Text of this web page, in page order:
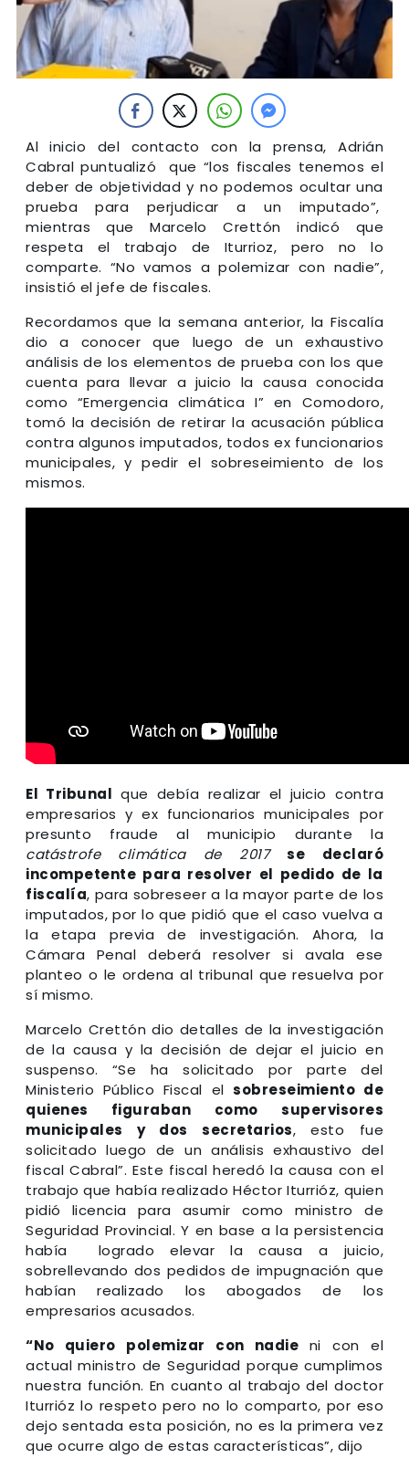
Al inicio del contacto con la prensa, Adrián
Cabral puntualizó que “los fiscales tenemos el
deber de objetividad y no podemos ocultar una
prueba para perjudicar a un imputado”,
mientras que Marcelo Crettón indicó que
respeta el trabajo de Iturrioz, pero no lo
comparte. “No vamos a polemizar con nadie”,
insistió el jefe de fiscales.
Recordamos que la semana anterior, la Fiscalía
dio a conocer que luego de un exhaustivo
análisis de los elementos de prueba con los que
cuenta para llevar a juicio la causa conocida
como “Emergencia climática I” en Comodoro,
tomó la decisión de retirar la acusación pública
contra algunos imputados, todos ex funcionarios
municipales, y pedir el sobreseimiento de los
mismos.
El Tribunal que debía realizar el juicio contra
empresarios y ex funcionarios municipales por
presunto fraude al municipio durante la
catástrofe climática de 2017se declaró
incompetente para resolver el pedido de la
fiscalía, para sobreseer a la mayor parte de los
imputados, por lo que pidió que el caso vuelva a
la etapa previa de investigación. Ahora, la
Cámara Penal deberá resolver si avala ese
planteo o le ordena al tribunal que resuelva por
sí mismo.
Marcelo Crettón dio detalles de la investigación
de la causa y la decisión de dejar el juicio en
suspenso. “Se ha solicitado por parte del
Ministerio Público Fiscal elsobreseimiento de
quienes figuraban como supervisores
municipales y dos secretarios, esto fue
solicitado luego de un análisis exhaustivo del
fiscal Cabral”. Este fiscal heredó la causa con el
trabajo que había realizado Héctor Iturrióz, quien
pidió licencia para asumir como ministro de
Seguridad Provincial. Y en base a la persistencia
había logrado elevar la causa a juicio,
sobrellevando dos pedidos de impugnación que
habían realizado los abogados de los
empresarios acusados.
“No quiero polemizar con nadie ni con el
actual ministro de Seguridad porque cumplimos
nuestra función. En cuanto al trabajo del doctor
Iturrióz lo respeto pero no lo comparto, por eso
dejo sentada esta posición, no es la primera vez
que ocurre algo de estas características”, dijo